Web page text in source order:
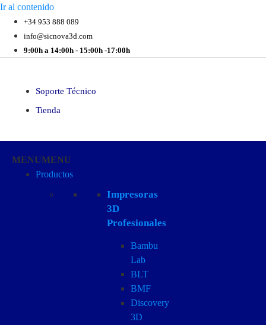
Ir al contenido
+34 953 888 089
info@sicnova3d.com
9:00h a 14:00h - 15:00h -17:00h
Soporte Técnico
Tienda
MENUMENU
Productos
Impresoras
3D
Profesionales
Bambu
Lab
BLT
BMF
Discovery
3D